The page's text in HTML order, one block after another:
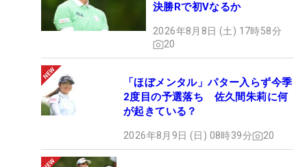
決勝Rで初Vなるか
2026年8月8日 (土) 17時58分
20
「ほぼメンタル」パター入らず今季
2度目の予選落ち 佐久間朱莉に何
が起きている？
2026年8月9日 (日) 08時39分 20